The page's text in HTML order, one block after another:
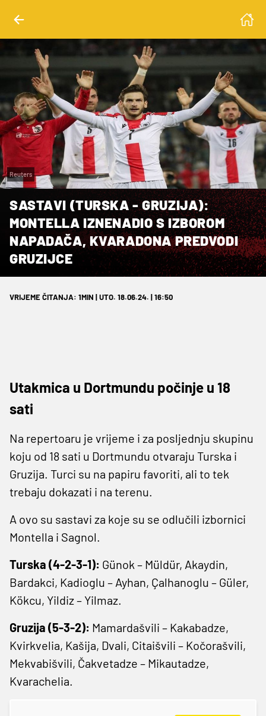
Reuters
SASTAVI (TURSKA - GRUZIJA):
MONTELLA IZNENADIO S IZBOROM
NAPADAČA, KVARADONA PREDVODI
GRUZIJCE
VRIJEME ČITANJA: 1MIN | UTO. 18.06.24. | 16:50
Utakmica u Dortmundu počinje u 18
sati
Na repertoaru je vrijeme i za posljednju skupinu
koju od 18 sati u Dortmundu otvaraju Turska i
Gruzija. Turci su na papiru favoriti, ali to tek
trebaju dokazati i na terenu.
A ovo su sastavi za koje su se odlučili izbornici
Montella i Sagnol.
Turska (4-2-3-1): Günok – Müldür, Akaydin,
Bardakci, Kadioglu – Ayhan, Çalhanoglu – Güler,
Kökcu, Yildiz – Yilmaz.
Gruzija (5-3-2): Mamardašvili – Kakabadze,
Kvirkvelia, Kašija, Dvali, Citaišvili – Kočorašvili,
Mekvabišvili, Čakvetadze – Mikautadze,
Kvarachelia.